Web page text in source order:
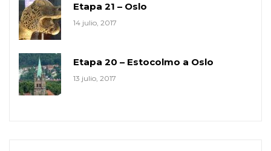
Etapa 21 – Oslo
14 julio, 2017
Etapa 20 – Estocolmo a Oslo
13 julio, 2017